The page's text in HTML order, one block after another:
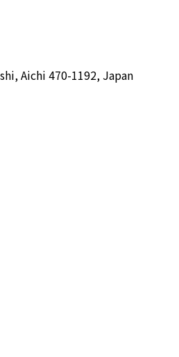
Aichi 470-1192, Japan